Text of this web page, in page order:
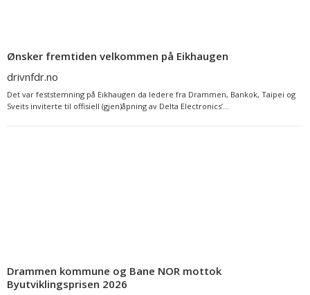
Ønsker fremtiden velkommen på Eikhaugen
drivnfdr.no
Det var feststemning på Eikhaugen da ledere fra Drammen, Bankok, Taipei og
Sveits inviterte til offisiell (gjen)åpning av Delta Electronics’...
Drammen kommune og Bane NOR mottok
Byutviklingsprisen 2026